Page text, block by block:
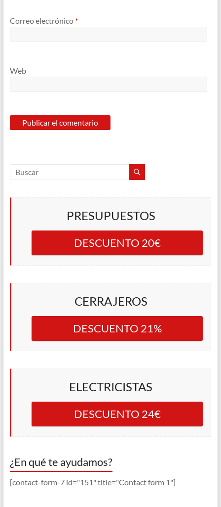
Correo electrónico *
Web
PRESUPUESTOS
DESCUENTO 20€
CERRAJEROS
DESCUENTO 21%
ELECTRICISTAS
DESCUENTO 24€
¿En qué te ayudamos?
[contact-form-7 id="151" title="Contact form 1"]